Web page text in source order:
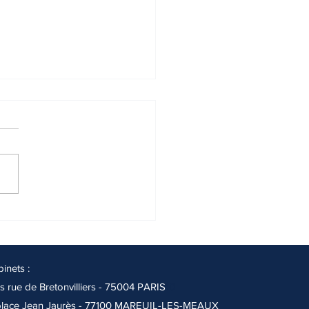
: "Inscription du droit à
:
rue de Bretonvilliers - 75004 PARIS
Jean Jaurès - 77100 MAREUIL-LES-MEAUX